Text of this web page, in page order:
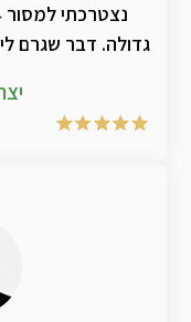
גדולה. דבר שגרם
כרונית. תחושה
קושי עצום
אנטיביוטיקה
ושום דבר לא
טבע/מרקחת
עליו רבות להקלה